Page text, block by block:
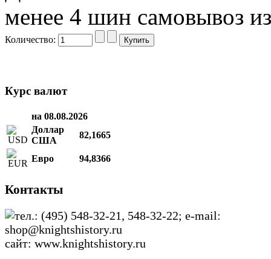
менее 4 шин самовывоз
Количество:
Курс валют
на 08.08.2026
Доллар
США
82,1665
Евро 94,8366
Контакты
тел.: (495) 548-32-21, 548-32-22; e-mail:
shop@knightshistory.ru
сайт: www.knightshistory.ru